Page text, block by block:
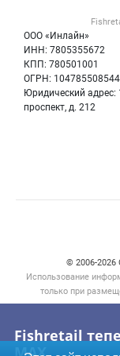
Fishretail
MAX
ООО «Инлайн»
ИНН: 7805355672
КПП: 780501001
ОГРН:
Юридический адрес:
проспект, д. 212
©
Использование
только при